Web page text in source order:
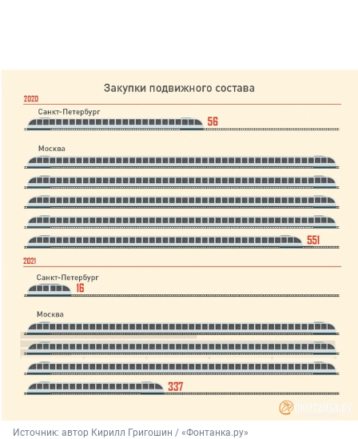
Источник: автор Кирилл Григошин / «Фонтанка.ру»